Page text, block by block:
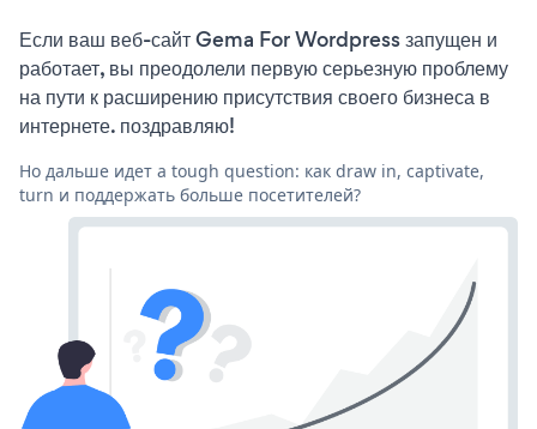
Если ваш веб-сайт Gema For Wordpress запущен и
работает, вы преодолели первую серьезную проблему
на пути к расширению присутствия своего бизнеса в
интернете. поздравляю!
Но дальше идет a tough question: как draw in, captivate,
turn и поддержать больше посетителей?